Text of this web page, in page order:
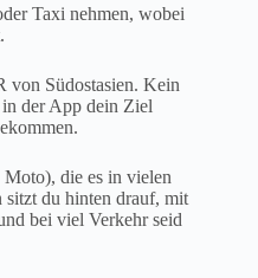
Taxi nehmen, wobei
von Südostasien. Kein
in der App dein Ziel
die es in vielen
du hinten drauf, mit
bei viel Verkehr seid